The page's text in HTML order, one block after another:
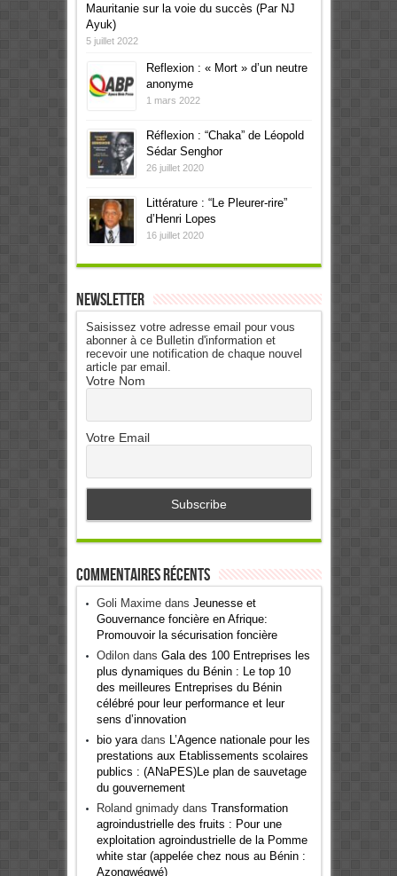
Mauritanie sur la voie du succès (Par NJ
Ayuk)
5 juillet 2022
Reflexion : « Mort » d’un neutre
anonyme
1 mars 2022
Réflexion : “Chaka” de Léopold
Sédar Senghor
26 juillet 2020
Littérature : “Le Pleurer-rire”
d’Henri Lopes
16 juillet 2020
Newsletter
Saisissez votre adresse email pour vous
abonner à ce Bulletin d'information et
recevoir une notification de chaque nouvel
article par email.
Votre Nom
Votre Email
Commentaires récents
Goli Maximedans Jeunesse et
Gouvernance foncière en Afrique:
Promouvoir la sécurisation foncière
Odilondans Gala des 100 Entreprises les
plus dynamiques du Bénin : Le top 10
des meilleures Entreprises du Bénin
célébré pour leur performance et leur
sens d’innovation
bio yaradans
L’Agence nationale pour les
prestations aux Etablissements scolaires
publics : (ANaPES)Le plan de sauvetage
du gouvernement
Roland gnimadydans Transformation
agroindustrielle des fruits : Pour une
exploitation agroindustrielle de la Pomme
white star (appelée chez nous au Bénin :
Azongwégwé)